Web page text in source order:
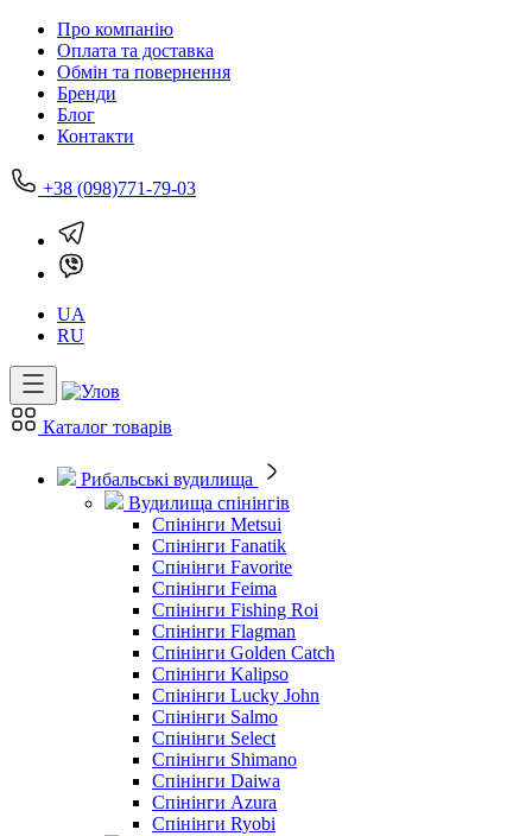
Про компанію
Оплата та доставка
Обмін та повернення
Бренди
Блог
Контакти
+38 (098)771-79-03
UA
RU
Каталог товарів
Рибальські вудилища
Вудилища спінінгів
Спінінги Metsui
Спінінги Fanatik
Спінінги Favorite
Спінінги Feima
Спінінги Fishing Roi
Спінінги Flagman
Спінінги Golden Catch
Спінінги Kalipso
Спінінги Lucky John
Спінінги Salmo
Спінінги Select
Спінінги Shimano
Спінінги Daiwa
Спінінги Azura
Спінінги Ryobi